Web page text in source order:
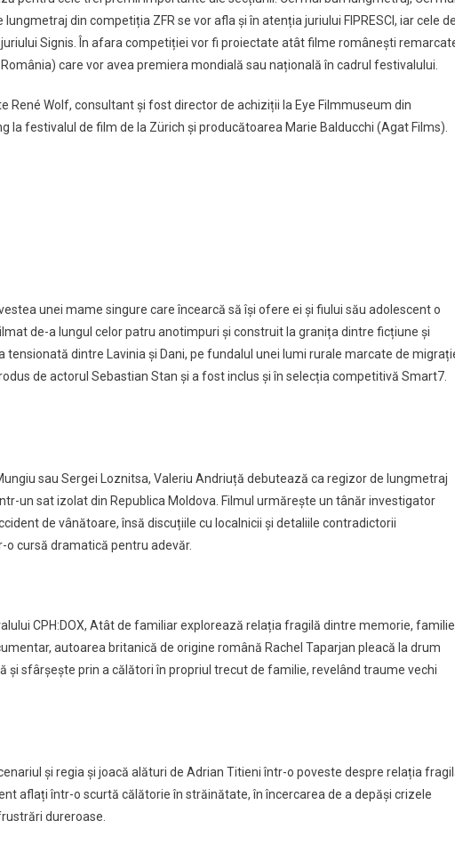
despre
care
se
vorbi
anul
din competiția ZFR se vor afla și în atenția juriului FIPRESCI, iar cele
Signis. În afara competiției vor fi proiectate atât filme românești
care vor avea premiera mondială sau națională în cadrul festivalului.
René Wolf, consultant și fost director de achiziții la Eye Filmmuseum din
la festivalul de film de la Zürich și producătoarea Marie Balducchi (Agat Films).
unei mame singure care încearcă să își ofere ei și fiului său adolescent o
de-a lungul celor patru anotimpuri și construit la granița dintre ficțiune și
dintre Lavinia și Dani, pe fundalul unei lumi rurale marcate de
de actorul Sebastian Stan și a fost inclus și în selecția competitivă Smart7.
sau Sergei Loznitsa, Valeriu Andriuță debutează ca regizor de lungmetraj
un sat izolat din Republica Moldova. Filmul urmărește un tânăr investigator
de vânătoare, însă discuțiile cu localnicii și detaliile contradictorii
cursă dramatică pentru adevăr.
CPH:DOX, Atât de familiar explorează relația fragilă dintre memorie, familie
autoarea britanică de origine română Rachel Taparjan pleacă la drum
și sfârșește prin a călători în propriul trecut de familie, revelând traume vechi
și regia și joacă alături de Adrian Titieni într-o poveste despre relația
aflați într-o scurtă călătorie în străinătate, în încercarea de a depăși crizele
dureroase.